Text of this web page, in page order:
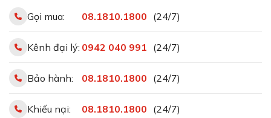
Gọi mua:
08.1810.1800 (24/7)
Kênh đại lý: 0942 040 991 (24/7)
Bảo hành: 08.1810.1800 (24/7)
Khiếu nại: 08.1810.1800 (24/7)